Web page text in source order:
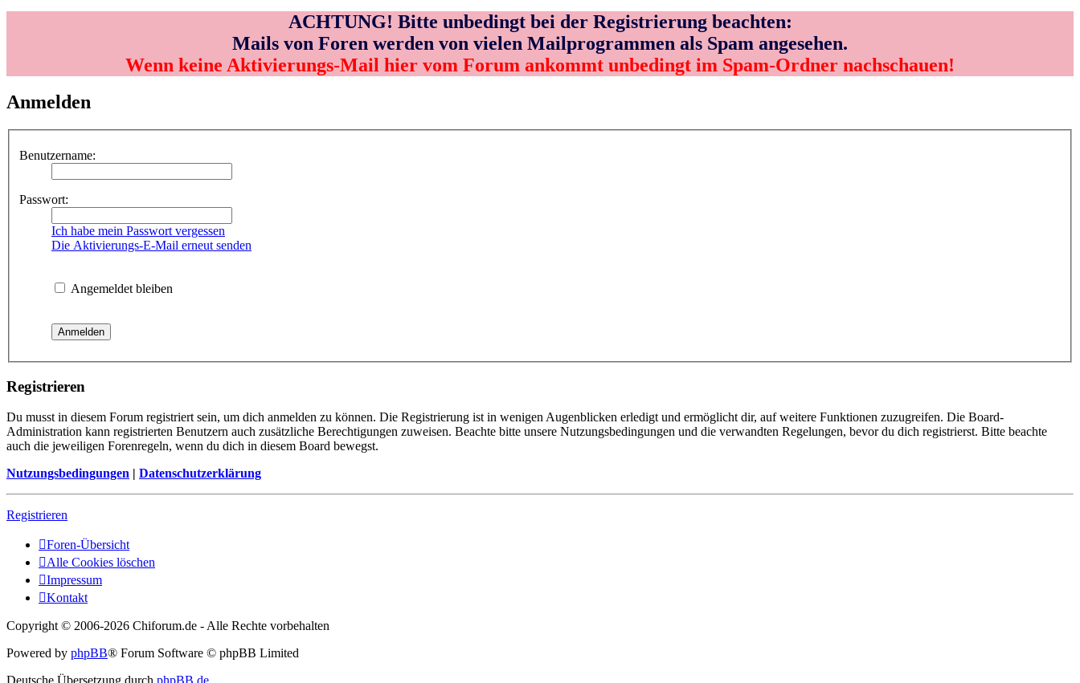
ACHTUNG! Bitte unbedingt bei der Registrierung beachten:
Mails von Foren werden von vielen Mailprogrammen als Spam angesehen.
Wenn keine Aktivierungs-Mail hier vom Forum ankommt unbedingt im Spam-Ordner nachschauen!
Anmelden
Benutzername:
Passwort:
Ich habe mein Passwort vergessen
Die Aktivierungs-E-Mail erneut senden
Angemeldet bleiben
Registrieren
Du musst in diesem Forum registriert sein, um dich anmelden zu können. Die Registrierung ist in wenigen Augenblicken erledigt und ermöglicht dir, auf weitere Funktionen zuzugreifen. Die Board-
Administration kann registrierten Benutzern auch zusätzliche Berechtigungen zuweisen. Beachte bitte unsere Nutzungsbedingungen und die verwandten Regelungen, bevor du dich registrierst. Bitte beachte
auch die jeweiligen Forenregeln, wenn du dich in diesem Board bewegst.
Nutzungsbedingungen | Datenschutzerklärung
Registrieren
Foren-Übersicht
Alle Cookies löschen
Impressum
Kontakt
Copyright © 2006-2026 Chiforum.de - Alle Rechte vorbehalten
Powered by phpBB® Forum Software © phpBB Limited